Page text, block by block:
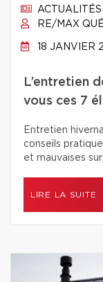
ACTUALITÉS
RE/MAX
18 JANVIER
L’entretien
vous ces 7
Entretien
conseils
et mauvaises
LIRE LA SUITE